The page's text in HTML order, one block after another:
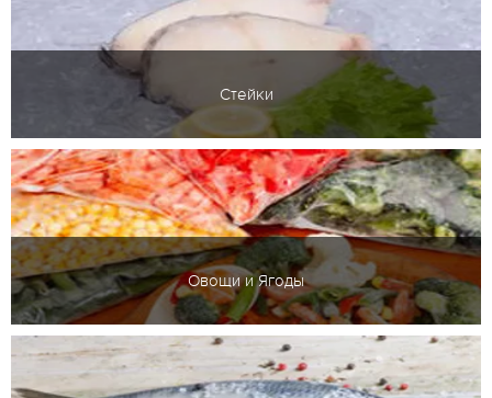
Стейки
Овощи и Ягоды